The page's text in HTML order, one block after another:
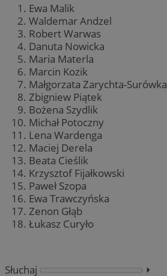
Ewa Malik
Waldemar Andzel
Robert Warwas
Danuta Nowicka
Maria Materla
Marcin Kozik
Małgorzata Zarychta-Surówka
Zbigniew Piątek
Bożena Szydlik
Michał Potoczny
Lena Wardenga
Maciej Derela
Beata Cieślik
Krzysztof Fijałkowski
Paweł Szopa
Ewa Trawczyńska
Zenon Głąb
Łukasz Curyło
Słuchaj ⏵︎